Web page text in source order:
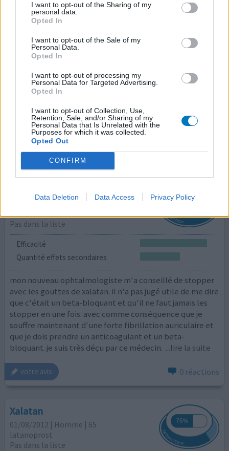
I want to opt-out of the Sharing of my
personal data.
Opted In
I want to opt-out of the Sale of my
Personal Data.
Opted In
I want to opt-out of processing my
Personal Data for Targeted Advertising.
Opted In
I want to opt-out of Collection, Use,
Retention, Sale, and/or Sharing of my
Personal Data that Is Unrelated with the
Purposes for which it was collected.
Opted Out
CONFIRM
Data Deletion Data Access Privacy Policy
31/10/2012 | Homme | 75
latanoprost
Hypertension
Efficacité
cette maladie étant héréditaire dans ma famille, je
avril 2012 la tension monte à 21 Traitement 1 goutte le
soir Visite le 10/07 la tension est d e 12
votre avis 0 réactions
27/08/2012 | Femme | 66
Pas dans la liste
Efficacité
Quantité effets secondaires
mon nouveau ophtalmologiste m'a conseillé de stopper
avec les gouttes de xalatan. il n'a pas jugé utile de me dire
que c'était un beta-bloquant et qu'il ne faut jamais les
stopper en une fois. avec comme conséquence que je
souffre maintenant d'une forte fibrillation auriculaire et
que je dois prendre un anticoagulant et un beta-
bloquant. je suis très déçu par ce médecin. ...lire la suite
votre avis 0 réactions
Xalatan
01/08/2012 | Homme | 65
latanoprost
Pas dans la liste